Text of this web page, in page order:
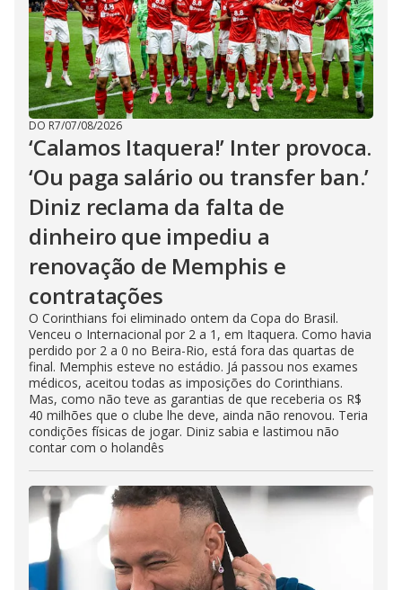
DO R7/07/08/2026
‘Calamos Itaquera!’ Inter provoca.
‘Ou paga salário ou transfer ban.’
Diniz reclama da falta de
dinheiro que impediu a
renovação de Memphis e
contratações
O Corinthians foi eliminado ontem da Copa do Brasil.
Venceu o Internacional por 2 a 1, em Itaquera. Como havia
perdido por 2 a 0 no Beira-Rio, está fora das quartas de
final. Memphis esteve no estádio. Já passou nos exames
médicos, aceitou todas as imposições do Corinthians.
Mas, como não teve as garantias de que receberia os R$
40 milhões que o clube lhe deve, ainda não renovou. Teria
condições físicas de jogar. Diniz sabia e lastimou não
contar com o holandês